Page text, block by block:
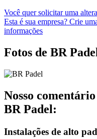
Você quer solicitar uma
Esta é sua empresa? Crie
informações
Fotos de BR
Nosso
BR Padel:
Instalações de alto